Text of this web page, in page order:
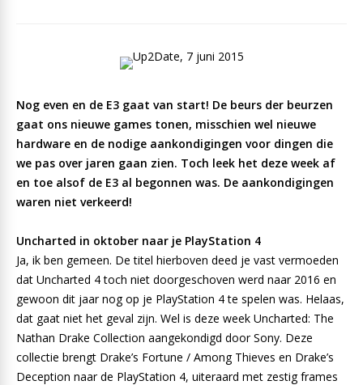
Nog even en de E3 gaat van start! De beurs der beurzen
gaat ons nieuwe games tonen, misschien wel nieuwe
hardware en de nodige aankondigingen voor dingen die
we pas over jaren gaan zien. Toch leek het deze week af
en toe alsof de E3 al begonnen was. De aankondigingen
waren niet verkeerd!
Uncharted in oktober naar je PlayStation 4
Ja, ik ben gemeen. De titel hierboven deed je vast vermoeden
dat Uncharted 4 toch niet doorgeschoven werd naar 2016 en
gewoon dit jaar nog op je PlayStation 4 te spelen was. Helaas,
dat gaat niet het geval zijn. Wel is deze week Uncharted: The
Nathan Drake Collection aangekondigd door Sony. Deze
collectie brengt Drake’s Fortune / Among Thieves en Drake’s
Deception naar de PlayStation 4, uiteraard met zestig frames